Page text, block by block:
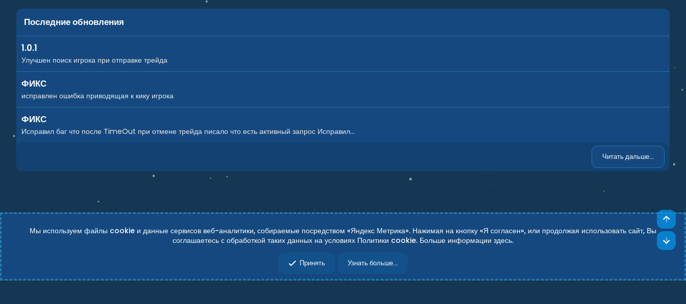
к
ц
и
и
Последние обновления
1.0.1
Улучшен поиск игрока при отправке трейда
ФИКС
исправлен ошибка приводящая к кику игрока
ФИКС
Исправил баг что после TimeOut при отмене трейда писало что есть активный запрос Исправил...
Читать дальше...
S
Мы используем файлы cookie и данные сервисов веб-аналитики, собираемые посредством «Яндекс Метрика». Нажимая на кнопку «Я согласен», или продолжая использовать сайт, Вы
соглашаетесь с обработкой таких данных на условиях Политики cookie. Больше информации здесь.
Принять Узнать больше...